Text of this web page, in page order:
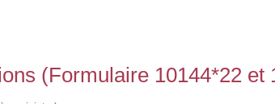
(Formulaire 10144*22 et